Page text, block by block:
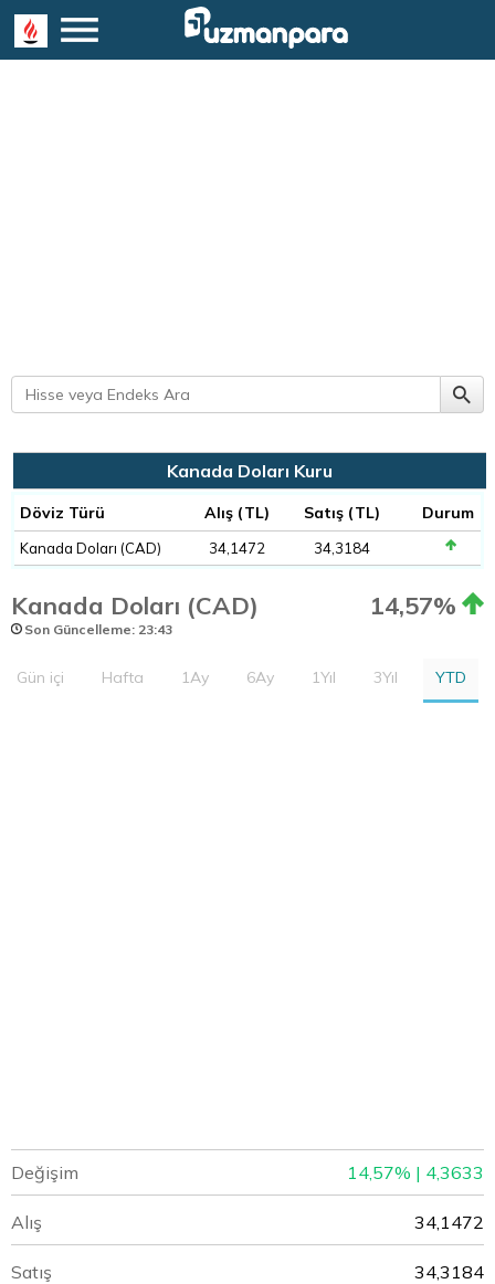
Kanada Doları Kuru
Döviz Türü Alış (TL) Satış (TL) Durum
Kanada Doları (CAD) 34,1472 34,3184
Kanada Doları (CAD) 14,57%
Son Güncelleme: 23:43
Gün içi Hafta 1Ay 6Ay 1Yıl 3Yıl YTD
Değişim 14,57% | 4,3633
Alış 34,1472
Satış 34,3184